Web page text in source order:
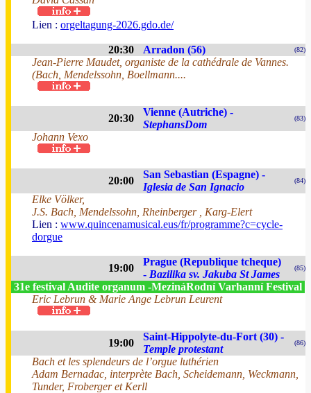
Lien : orgeltagung-2026.gdo.de/
20:30 Arradon (56) (82)
Jean-Pierre Maudet, organiste de la cathédrale de Vannes.
(Bach, Mendelssohn, Boellmann....
20:30
Vienne (Autriche) -
StephansDom
(83)
Johann Vexo
20:00
San Sebastian (Espagne) -
Iglesia de San Ignacio
(84)
Elke Völker,
J.S. Bach, Mendelssohn, Rheinberger , Karg-Elert
Lien : www.quincenamusical.eus/fr/programme?c=cycle-
dorgue
19:00
Prague (Republique tcheque)
- Bazilika sv. Jakuba St James
(85)
31e festival Audite organum -MezináRodní Varhanní Festival
Eric Lebrun & Marie Ange Lebrun Leurent
19:00
Saint-Hippolyte-du-Fort (30) -
Temple protestant
(86)
Bach et les splendeurs de l’orgue luthérien
Adam Bernadac, interprète Bach, Scheidemann, Weckmann,
Tunder, Froberger et Kerll